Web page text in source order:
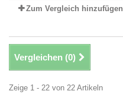
Zum Vergleich hinzufügen
Vergleichen (0)
Zeige 1 - 22 von 22 Artikeln